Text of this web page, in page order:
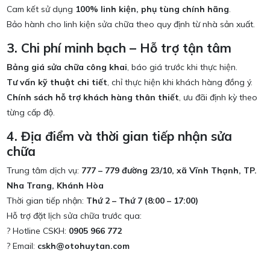
Cam kết sử dụng 100% linh kiện, phụ tùng chính hãng.
Bảo hành cho linh kiện sửa chữa theo quy định từ nhà sản xuất.
3. Chi phí minh bạch – Hỗ trợ tận tâm
Bảng giá sửa chữa công khai, báo giá trước khi thực hiện.
Tư vấn kỹ thuật chi tiết, chỉ thực hiện khi khách hàng đồng ý.
Chính sách hỗ trợ khách hàng thân thiết, ưu đãi định kỳ theo
từng cấp độ.
4. Địa điểm và thời gian tiếp nhận sửa
chữa
Trung tâm dịch vụ: 777 – 779 đường 23/10, xã Vĩnh Thạnh, TP.
Nha Trang, Khánh Hòa
Thời gian tiếp nhận: Thứ 2 – Thứ 7 (8:00 – 17:00)
Hỗ trợ đặt lịch sửa chữa trước qua:
? Hotline CSKH: 0905 966 772
? Email: cskh@otohuytan.com